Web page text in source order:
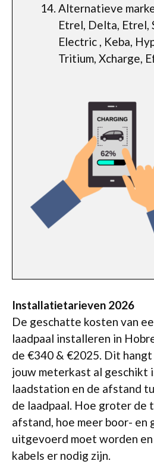
Alternatieve
Etrel, Delta, Etrel,
Electric , Keba,
Tritium, Xcharge,
Installatietarieven 2026
De geschatte kosten van
laadpaal installeren in
de €340 & €2025. Dit
jouw meterkast al geschikt
laadstation en de afstand
de laadpaal. Hoe groter de
afstand, hoe meer boor- en
uitgevoerd moet worden
kabels er nodig zijn.